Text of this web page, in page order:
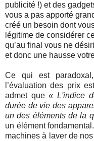
publicité !) et des
vous a pas apporté
créé un besoin dont
légitime de considérer
qu’au final vous ne
et donc une hausse
Ce qui est
l’évaluation des prix
admet que« L'indice
durée de vie des
un des éléments de la
un élément
machines à laver de